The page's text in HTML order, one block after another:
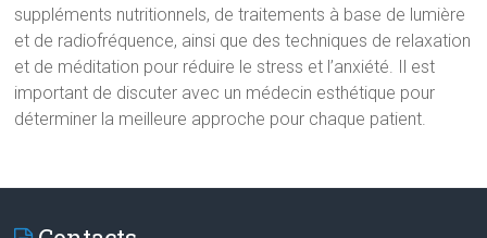
suppléments nutritionnels, de traitements à base de lumière
et de radiofréquence, ainsi que des techniques de relaxation
et de méditation pour réduire le stress et l’anxiété. Il est
important de discuter avec un médecin esthétique pour
déterminer la meilleure approche pour chaque patient.